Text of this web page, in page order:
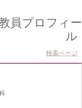
員プロフィー
ル
検索ページ